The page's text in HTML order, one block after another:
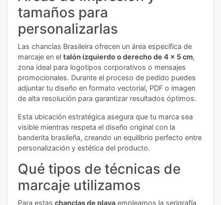
tamaños para
personalizarlas
Las chanclas Brasileira ofrecen un área específica de
marcaje en el talón izquierdo o derecho de 4 x 5 cm,
zona ideal para logotipos corporativos o mensajes
promocionales. Durante el proceso de pedido puedes
adjuntar tu diseño en formato vectorial, PDF o imagen
de alta resolución para garantizar resultados óptimos.
Esta ubicación estratégica asegura que tu marca sea
visible mientras respeta el diseño original con la
banderita brasileña, creando un equilibrio perfecto entre
personalización y estética del producto.
Qué tipos de técnicas de
marcaje utilizamos
Para estas chanclas de playa empleamos la serigrafía